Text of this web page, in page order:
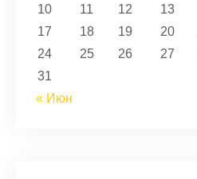
10
11 12 13
17
18 19 20
24
25 26 27
31
« Июн